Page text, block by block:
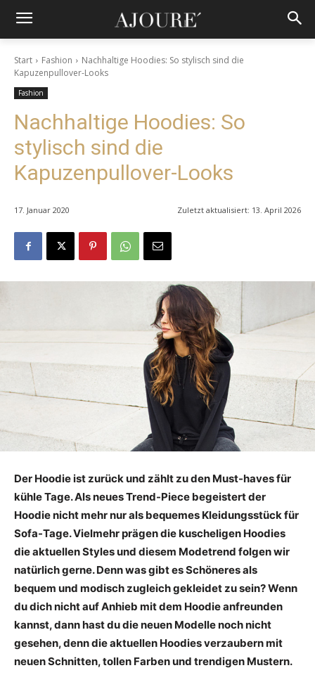
Start Fashion
Nachhaltige Hoodies: So stylisch sind die
Kapuzenpullover-Looks
Fashion
Nachhaltige Hoodies: So
stylisch sind die
Kapuzenpullover-Looks
17. Januar 2020 Zuletzt aktualisiert: 13. April 2026
Der Hoodie ist zurück und zählt zu den Must-haves für
kühle Tage. Als neues Trend-Piece begeistert der
Hoodie nicht mehr nur als bequemes Kleidungsstück für
Sofa-Tage. Vielmehr prägen die kuscheligen Hoodies
die aktuellen Styles und diesem Modetrend folgen wir
natürlich gerne. Denn was gibt es Schöneres als
bequem und modisch zugleich gekleidet zu sein? Wenn
du dich nicht auf Anhieb mit dem Hoodie anfreunden
kannst, dann hast du die neuen Modelle noch nicht
gesehen, denn die aktuellen Hoodies verzaubern mit
neuen Schnitten, tollen Farben und trendigen Mustern.